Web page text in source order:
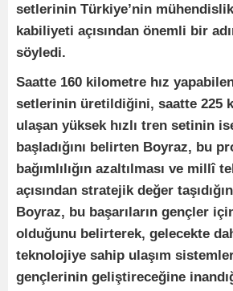
setlerinin Türkiye’nin
kabiliyeti açısından önemli bir
söyledi.
Saatte 160 kilometre hız
setlerinin üretildiğini, saatte 225
ulaşan yüksek hızlı tren setinin
başladığını belirten Boyraz, bu
bağımlılığın azaltılması ve millî
açısından stratejik değer
Boyraz, bu başarıların gençler
olduğunu belirterek, gelecekte
teknolojiye sahip ulaşım
gençlerinin geliştireceğine